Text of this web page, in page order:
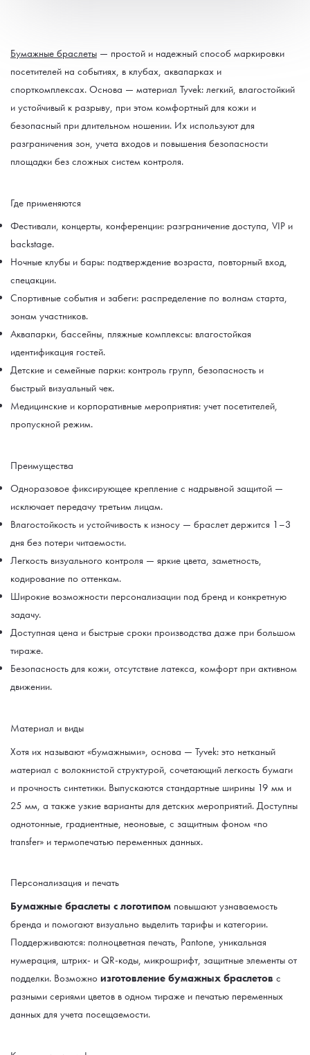
Бумажные браслеты — простой и надежный способ маркировки
посетителей на событиях, в клубах, аквапарках и
спорткомплексах. Основа — материал Tyvek: легкий, влагостойкий
и устойчивый к разрыву, при этом комфортный для кожи и
безопасный при длительном ношении. Их используют для
разграничения зон, учета входов и повышения безопасности
площадки без сложных систем контроля.
Где применяются
Фестивали, концерты, конференции: разграничение доступа, VIP и
backstage.
Ночные клубы и бары: подтверждение возраста, повторный вход,
спецакции.
Спортивные события и забеги: распределение по волнам старта,
зонам участников.
Аквапарки, бассейны, пляжные комплексы: влагостойкая
идентификация гостей.
Детские и семейные парки: контроль групп, безопасность и
быстрый визуальный чек.
Медицинские и корпоративные мероприятия: учет посетителей,
пропускной режим.
Преимущества
Одноразовое фиксирующее крепление с надрывной защитой —
исключает передачу третьим лицам.
Влагостойкость и устойчивость к износу — браслет держится 1–3
дня без потери читаемости.
Легкость визуального контроля — яркие цвета, заметность,
кодирование по оттенкам.
Широкие возможности персонализации под бренд и конкретную
задачу.
Доступная цена и быстрые сроки производства даже при большом
тираже.
Безопасность для кожи, отсутствие латекса, комфорт при активном
движении.
Материал и виды
Хотя их называют «бумажными», основа — Tyvek: это нетканый
материал с волокнистой структурой, сочетающий легкость бумаги
и прочность синтетики. Выпускаются стандартные ширины 19 мм и
25 мм, а также узкие варианты для детских мероприятий. Доступны
однотонные, градиентные, неоновые, с защитным фоном «no
transfer» и термопечатью переменных данных.
Персонализация и печать
Бумажные браслеты с логотипом повышают узнаваемость
бренда и помогают визуально выделить тарифы и категории.
Поддерживаются: полноцветная печать, Pantone, уникальная
нумерация, штрих- и QR-коды, микрошрифт, защитные элементы от
подделки. Возможно изготовление бумажных браслетов с
разными сериями цветов в одном тираже и печатью переменных
данных для учета посещаемости.